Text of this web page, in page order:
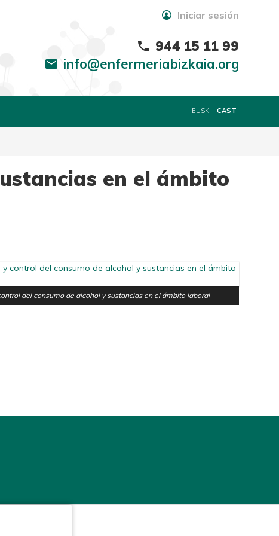
Iniciar sesión
phone 944 15 11 99
mail info@enfermeriabizkaia.org
EUSK CAST
en el ámbito
del consumo de alcohol y sustancias en el ámbito laboral